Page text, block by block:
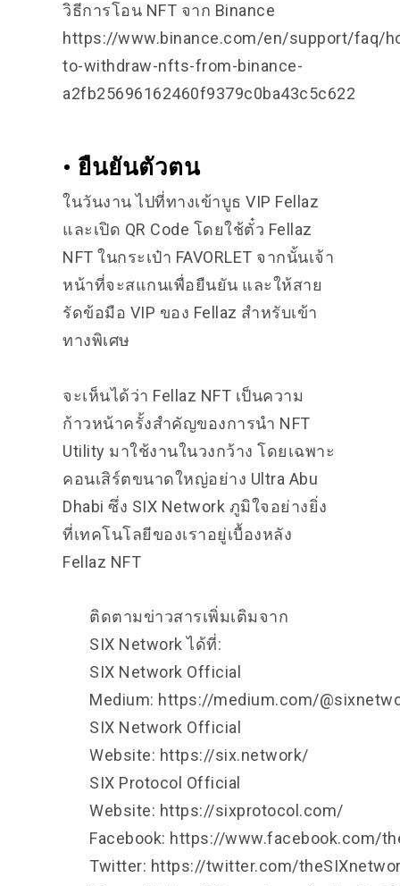
วิธีการโอน NFT จาก Binance
https://www.binance.com/en/support/faq/
to-withdraw-nfts-from-binance-
a2fb25696162460f9379c0ba43c5c622
• ยืนยันตัวตน
ในวันงาน ไปที่ทางเข้าบูธ VIP Fellaz
และเปิด QR Code โดยใช้ตั๋ว Fellaz
NFT ในกระเป๋า FAVORLET จากนั้นเจ้า
หน้าที่จะสแกนเพื่อยืนยัน และให้สาย
รัดข้อมือ VIP ของ Fellaz สำหรับเข้า
ทางพิเศษ
จะเห็นได้ว่า Fellaz NFT เป็นความ
ก้าวหน้าครั้งสำคัญของการนำ NFT
Utility มาใช้งานในวงกว้าง โดยเฉพาะ
คอนเสิร์ตขนาดใหญ่อย่าง Ultra Abu
Dhabi ซึ่ง SIX Network ภูมิใจอย่างยิ่ง
ที่เทคโนโลยีของเราอยู่เบื้องหลัง
Fellaz NFT
ติดตามข่าวสารเพิ่มเติมจาก
SIX Network ได้ที่:
SIX Network Official
Medium: https://medium.com/
SIX Network Official
Website: https://six.network/
SIX Protocol Official
Website: https://sixprotocol.com/
Facebook: https://www.facebook.com/
Twitter: https://twitter.com/